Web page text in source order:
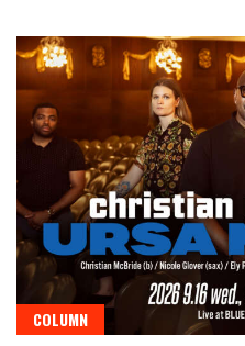
COLUMN